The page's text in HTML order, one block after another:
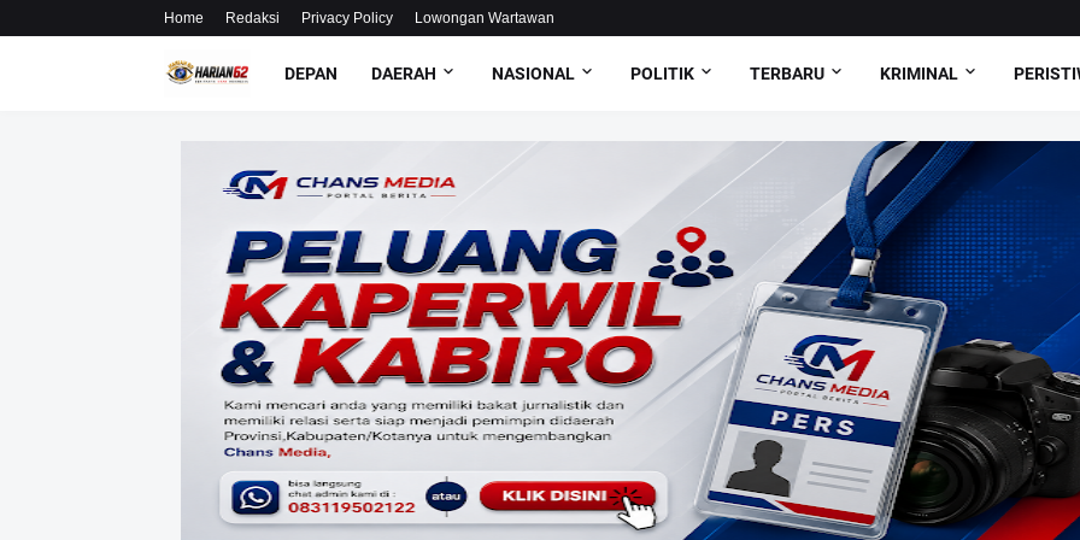
Home Redaksi Privacy Policy Lowongan Wartawan
DEPAN DAERAH NASIONAL POLITIK TERBARU KRIMINAL